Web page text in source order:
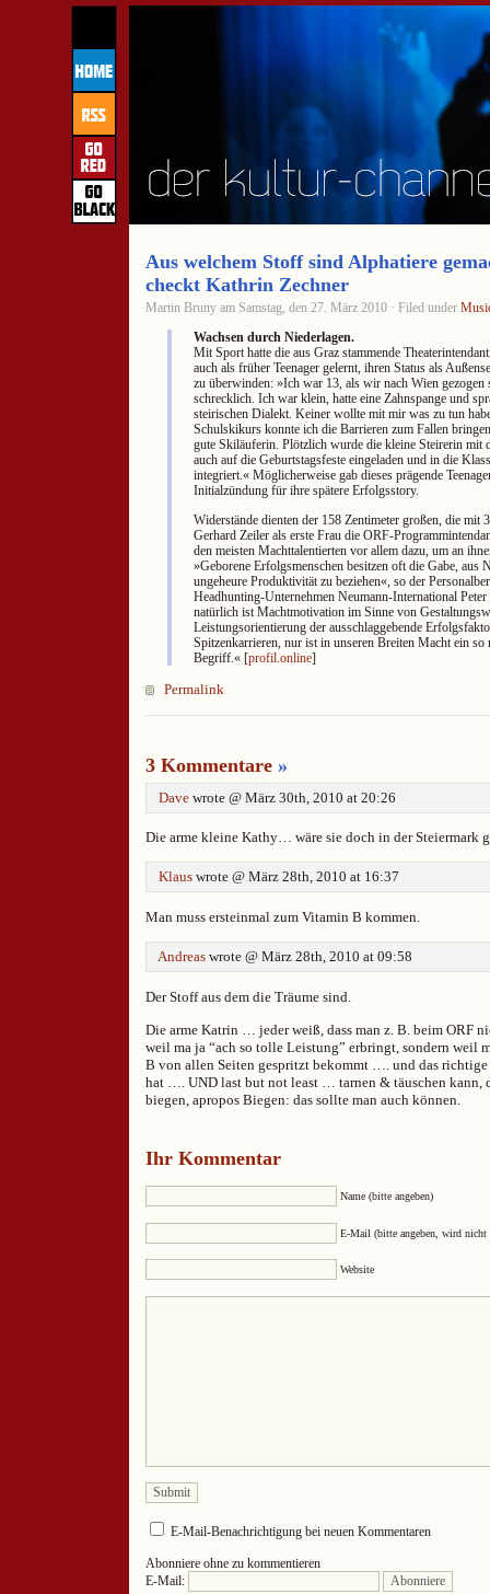
Aus welchem Stoff sind Alphatiere
checkt Kathrin Zechner
Martin Bruny am Samstag, den 27. März 2010 · Filed under
Wachsen durch Niederlagen.
Mit Sport hatte die aus Graz stammende
auch als früher Teenager gelernt, ihren Status als
zu überwinden: »Ich war 13, als wir nach Wien gezogen
schrecklich. Ich war klein, hatte eine Zahnspange und
steirischen Dialekt. Keiner wollte mit mir was zu tun
Schulskikurs konnte ich die Barrieren zum Fallen
gute Skiläuferin. Plötzlich wurde die kleine Steirerin mit
auch auf die Geburtstagsfeste eingeladen und in die
integriert.« Möglicherweise gab dieses prägende
Initialzündung für ihre spätere Erfolgsstory.
Widerstände dienten der 158 Zentimeter großen, die mit
Gerhard Zeiler als erste Frau die ORF-
den meisten Machttalentierten vor allem dazu, um an
»Geborene Erfolgsmenschen besitzen oft die Gabe, aus
ungeheure Produktivität zu beziehen«, so der
Headhunting-­Unternehmen Neumann-International
natürlich ist Machtmotivation im Sinne von
Leistungsorientierung der ausschlaggebende
Spitzenkarrieren, nur ist in unseren Breiten Macht ein so
Begriff.« [profil.online]
Permalink
3 Kommentare »
Dave wrote @ März 30th, 2010 at 20:26
Die arme kleine Kathy… wäre sie doch in der Steiermark
Klaus wrote @ März 28th, 2010 at 16:37
Man muss ersteinmal zum Vitamin B kommen.
Andreas wrote @ März 28th, 2010 at 09:58
Der Stoff aus dem die Träume sind.
Die arme Katrin … jeder weiß, dass man z. B. beim ORF
weil ma ja “ach so tolle Leistung” erbringt, sondern weil
B von allen Seiten gespritzt bekommt …. und das richtige
hat …. UND last but not least … tarnen & täuschen kann,
biegen, apropos Biegen: das sollte man auch können.
Ihr Kommentar
Name (bitte angeben)
E-Mail (bitte angeben, wird nicht
Website
E-Mail-Benachrichtigung bei neuen Kommentaren
Abonniere ohne zu kommentieren
E-Mail: